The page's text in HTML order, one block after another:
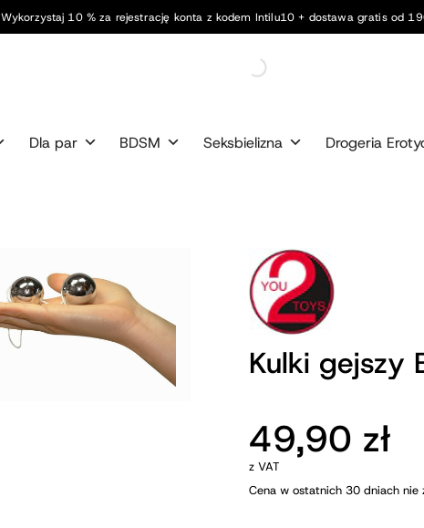
Wykorzystaj 10 % za rejestrację konta z kodem Intilu10 + dostawa gratis od
Dla par BDSM Seksbielizna Drogeria
Kulki gejszy
49,90 zł
z VAT
Cena w ostatnich 30 dniach nie